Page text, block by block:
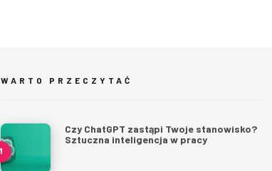
WARTO PRZECZYTAĆ
Czy ChatGPT zastąpi Twoje stanowisko?
Sztuczna inteligencja w pracy